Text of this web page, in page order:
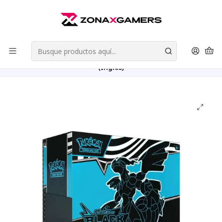
Retiros en Providencia
Leer más
Inicio Cartas Coleccionables Pokemon TCG
Scarlet & Violet Black Bolt - White Flare
Pokemon TCG Scarlet & Violet Black Bolt Elite Trainer Box
(Ingles)